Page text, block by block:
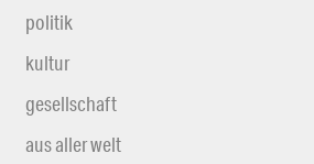
politik
kultur
gesellschaft
aus aller welt